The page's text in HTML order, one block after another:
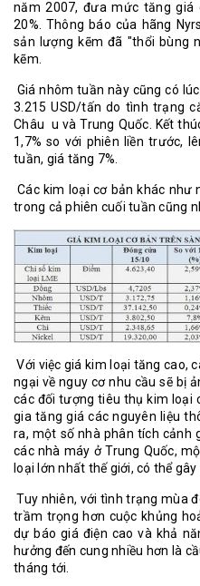
năm 2007, đưa mức tăng
20%. Thông báo của hãng
sản lượng kẽm đã "thổi bùng
kẽm.
Giá nhôm tuần này cũng có
3.215 USD/tấn do tình trạng
Châu u và Trung Quốc. Kết
1,7% so với phiên liền trước,
tuần, giá tăng 7%.
Các kim loại cơ bản khác như
trong cả phiên cuối tuần cũng
Với việc giá kim loại tăng cao,
ngại về nguy cơ nhu cầu sẽ bị
các đối tượng tiêu thụ kim loại
gia tăng giá các nguyên liệu
ra, một số nhà phân tích cảnh
các nhà máy ở Trung Quốc,
loại lớn nhất thế giới, có thể
Tuy nhiên, với tình trạng mùa
trầm trọng hơn cuộc khủng
dự báo giá điện cao và khả
hưởng đến cung nhiều hơn là
tháng tới.